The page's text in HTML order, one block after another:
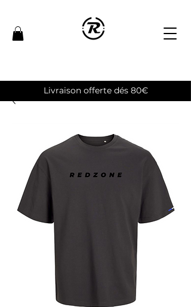
Livraison offerte dés 80€